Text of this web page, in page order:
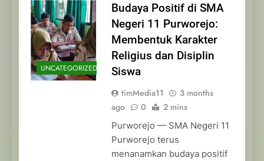
UNCATEGORIZED
Budaya Positif di SMA
Negeri 11 Purworejo:
Membentuk Karakter
Religius dan Disiplin
Siswa
timMedia11
3 months
ago
0 2 mins
Purworejo — SMA Negeri 11
Purworejo terus
menanamkan budaya positif